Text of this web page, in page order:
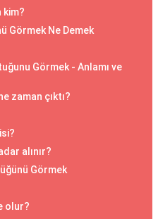
kim?
Görmek Ne Demek
Görmek - Anlamı ve
zaman çıktı?
alınır?
Görmek
olur?